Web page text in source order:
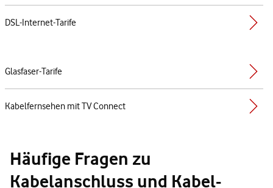
DSL-Internet-Tarife
Glasfaser-Tarife
Kabelfernsehen mit TV Connect
Häufige Fragen zu
Kabelanschluss und Kabel-